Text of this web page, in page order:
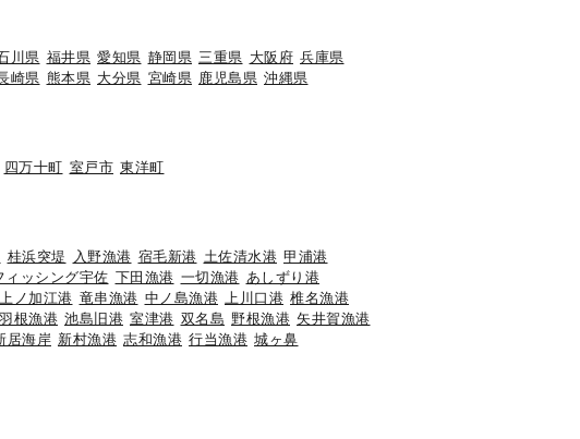
川県 福井県 愛知県 静岡県 三重県 大阪府 兵庫県
崎県 熊本県 大分県 宮崎県 鹿児島県 沖縄県
四万十町 室戸市 東洋町
桂浜突堤 入野漁港 宿毛新港 土佐清水港 甲浦港
ィッシング宇佐 下田漁港 一切漁港 あしずり港
上ノ加江港 竜串漁港 中ノ島漁港 上川口港 椎名漁港
羽根漁港 池島旧港 室津港 双名島 野根漁港 矢井賀漁港
居海岸 新村漁港 志和漁港 行当漁港 城ヶ鼻